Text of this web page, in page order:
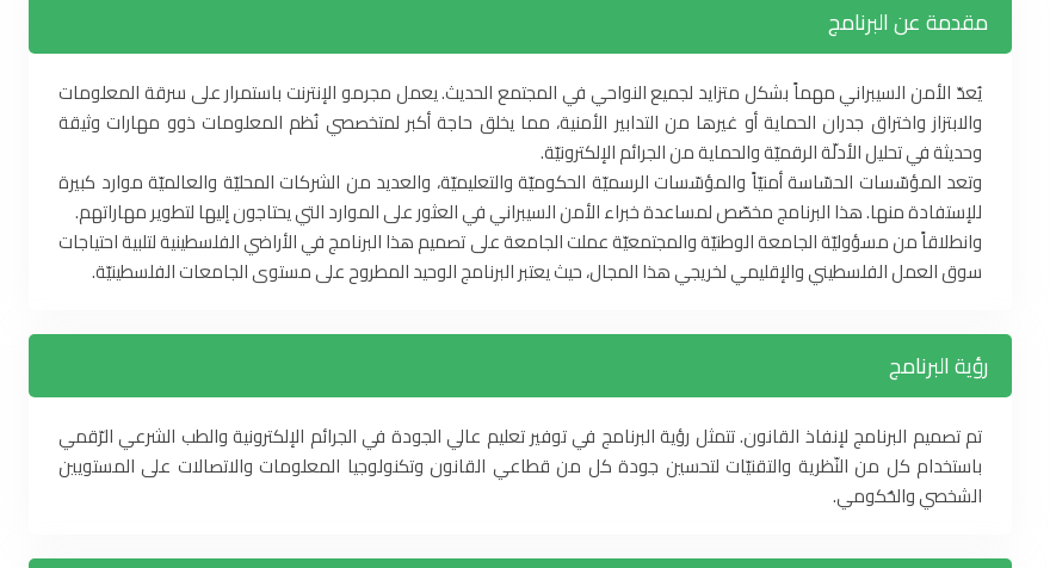
مقدمة عن البرنامج
يُعدّ الأمن السيبراني مهماً بشكل متزايد لجميع النواحي في المجتمع الحديث. يعمل مجرمو الإنترنت باستمرار على سرقة المعلومات
والابتزاز واختراق جدران الحماية أو غيرها من التدابير الأمنية، مما يخلق حاجة أكبر لمتخصصي نُظم المعلومات ذوو مهارات وثيقة
وحديثة في تحليل الأدلّة الرقميّة والحماية من الجرائم الإلكترونيّة.
وتعد المؤسّسات الحسّاسة أمنيّاً والمؤسّسات الرسميّة الحكوميّة والتعليميّة، والعديد من الشركات المحليّة والعالميّة موارد كبيرة
للإستفادة منها. هذا البرنامج مخصّص لمساعدة خبراء الأمن السيبراني في العثور على الموارد التي يحتاجون إليها لتطوير مهاراتهم.
وانطلاقاً من مسؤوليّة الجامعة الوطنيّة والمجتمعيّة عملت الجامعة على تصميم هذا البرنامج في الأراضي الفلسطينية لتلبية احتياجات
سوق العمل الفلسطيني والإقليمي لخريجي هذا المجال، حيث يعتبر البرنامج الوحيد المطروح على مستوى الجامعات الفلسطينيّة.
رؤية البرنامج
تم تصميم البرنامج لإنفاذ القانون. تتمثل رؤية البرنامج في توفير تعليم عالي الجودة في الجرائم الإلكترونية والطب الشرعي الرّقمي
باستخدام كل من النّظرية والتقنيّات لتحسين جودة كل من قطاعي القانون وتكنولوجيا المعلومات والاتصالات على المستويين
الشخصي والحُكومي.